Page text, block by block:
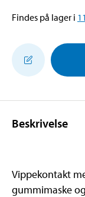
Findes på lager i 11
Beskrivelse
Vippekontakt
gummimaske